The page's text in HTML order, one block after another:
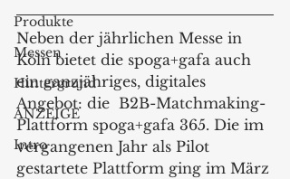
Produkte
Messen
Hintergrund
ANZEIGE
Intro
Neben der jährlichen Messe in
Köln bietet die spoga+gafa auch
ein ganzjähriges, digitales
Angebot: die  B2B-Matchmaking-
Plattform spoga+gafa 365. Die im
vergangenen Jahr als Pilot
gestartete Plattform ging im März